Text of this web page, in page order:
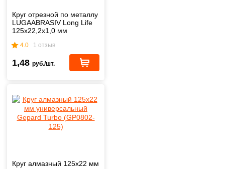
Круг отрезной по металлу
LUGAABRASIV Long Life
125x22,2x1,0 мм
4.0 1 отзыв
1,48 руб./шт.
Круг алмазный 125х22 мм